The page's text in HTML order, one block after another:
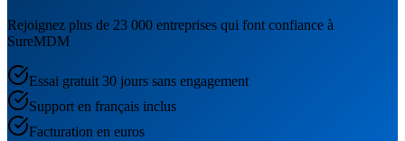
Rejoignez plus de 23 000 entreprises qui font confiance à
SureMDM
Essai gratuit 30 jours sans engagement
Support en français inclus
Facturation en euros